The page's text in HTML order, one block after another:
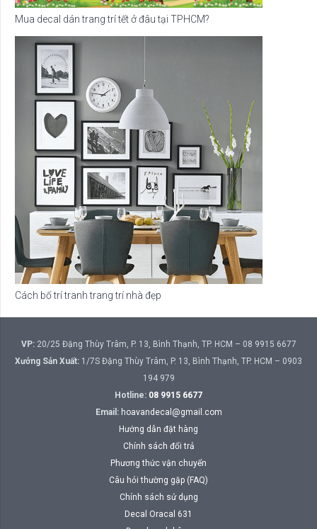
Mua decal dán trang trí tết ở đâu tại TPHCM?
Cách bố trí tranh trang trí nhà đẹp
VP:20/25 Đặng Thùy Trâm, P. 13, Bình Thạnh, TP. HCM – 08 9915 6677
Xưởng Sản Xuất: 1/7S Đặng Thùy Trâm, P. 13, Bình Thạnh, TP. HCM – 0903
194 979
Hotline: 08 9915 6677
Email: hoavandecal@gmail.com
Hướng dẫn đặt hàng
Chính sách đổi trả
Phương thức vận chuyển
Câu hỏi thường gặp (FAQ)
Chính sách sử dụng
Decal Oracal 631